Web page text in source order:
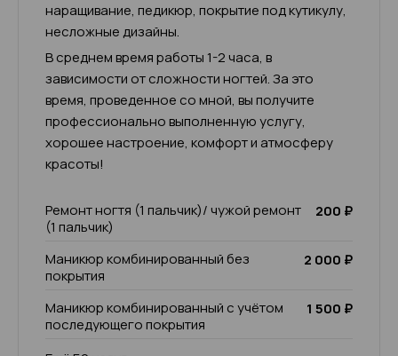
наращивание, педикюр, покрытие под кутикулу,
несложные дизайны.
В среднем время работы 1-2 часа, в
зависимости от сложности ногтей. За это
время, проведенное со мной, вы получите
профессионально выполненную услугу,
хорошее настроение, комфорт и атмосферу
красоты!
Ремонт ногтя (1 пальчик)/ чужой ремонт
(1 пальчик)
200 ₽
Маникюр комбинированный без
покрытия
2 000 ₽
Маникюр комбинированный с учётом
последующего покрытия
1 500 ₽